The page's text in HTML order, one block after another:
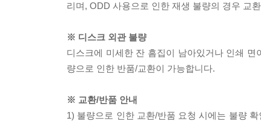
리며, ODD 사용으로 인한 재생 불량의 경우 교
※ 디스크 외관 불량
디스크에 미세한 잔 흠집이 남아있거나 인쇄
량으로 인한 반품/교환이 가능합니다.
※ 교환/반품 안내
1) 불량으로 인한 교환/반품 요청 시에는 불량